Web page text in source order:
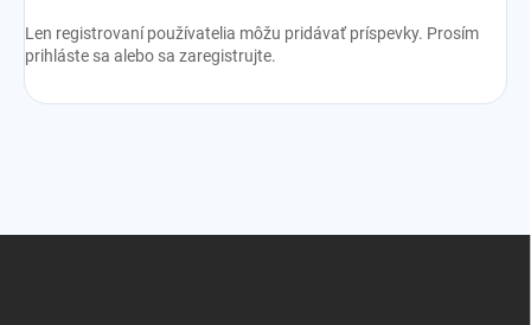
Len registrovaní používatelia môžu pridávať príspevky. Prosím
prihláste sa alebo sa zaregistrujte.